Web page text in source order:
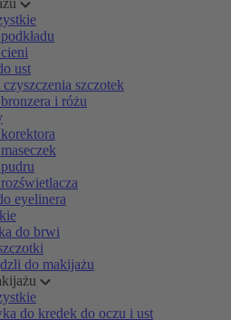
ust
szczotek
i różu
eyelinera
do brwi
do makijażu
do kredek do oczu i ust